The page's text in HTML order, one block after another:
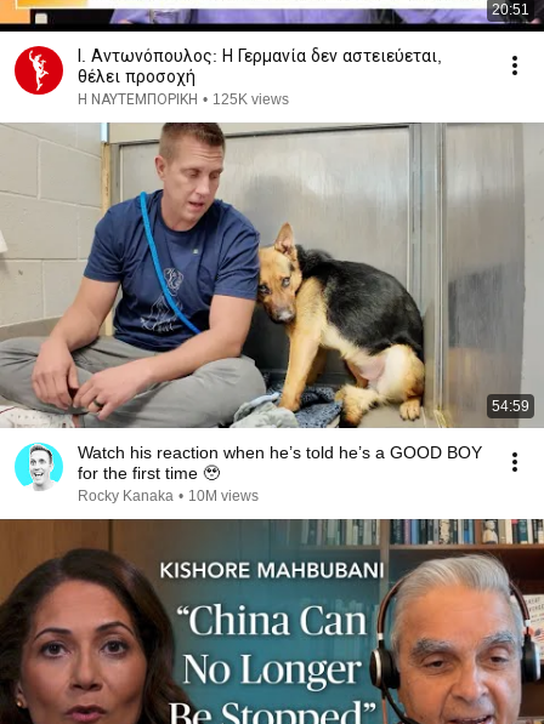
20:51
Ι. Αντωνόπουλος: Η Γερμανία δεν αστειεύεται,
θέλει προσοχή
Η ΝΑΥΤΕΜΠΟΡΙΚΗ • 125K views
54:59
Watch his reaction when he’s told he’s a GOOD BOY
for the first time 🥹
Rocky Kanaka • 10M views